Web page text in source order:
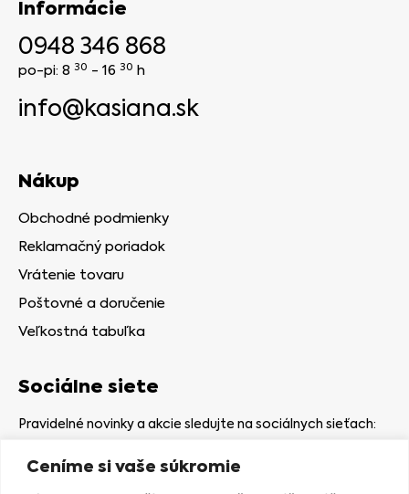
Ceníme si vaše súkromie
Informácie
0948 346 868
po-pi: 8 30 - 16 30 h
info@kasiana.sk
Nákup
Obchodné podmienky
Reklamačný poriadok
Vrátenie tovaru
Poštovné a doručenie
Veľkostná tabuľka
Sociálne siete
Pravidelné novinky a akcie sledujte na sociálnych sieťach: